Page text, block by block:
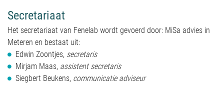
Secretariaat
Het secretariaat van Fenelab wordt gevoerd door: MiSa advies in
Meteren en bestaat uit:
Edwin Zoontjes, secretaris
Mirjam Maas, assistent secretaris
Siegbert Beukens, communicatie adviseur